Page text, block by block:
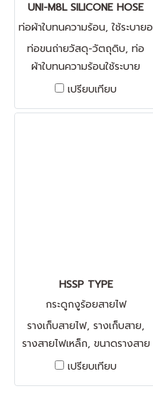
UNI-M8L SILICONE HOSE
ท่อผ้าใบทนความร้อน, ใช้ระบายอ
ากาศ
ท่อขนถ่ายวัสดุ-วัตถุดิบ, ท่อ
ผ้าใบทนความร้อนใช้ระบาย
อากาศ, ท่อดูดเม็ดพลาสติก,
เปรียบเทียบ
HSSP TYPE
กระดูกงูร้อยสายไฟ
รางเก็บสายไฟ, รางเก็บสาย,
รางสายไฟเหล็ก, ขนาดรางสาย
ไฟ, รางวางสายไฟ, รางเหล็ก
เปรียบเทียบ